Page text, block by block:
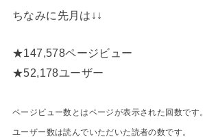
ちなみに先月は↓↓
★147,578ページビュー
★52,178ユーザー
ページビュー数とはページが表示された回数です。
ユーザー数は読んでいただいた読者の数です。